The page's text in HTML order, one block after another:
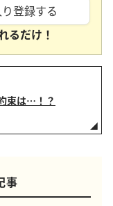
登録する
るだけ！
束は…！？
事